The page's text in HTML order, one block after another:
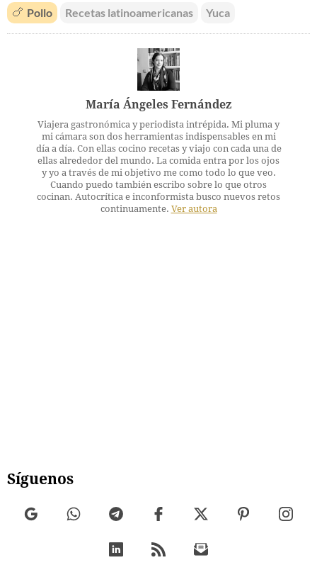
🍗 Pollo Recetas latinoamericanas Yuca
María Ángeles Fernández
Viajera gastronómica y periodista intrépida. Mi pluma y
mi cámara son dos herramientas indispensables en mi
día a día. Con ellas cocino recetas y viajo con cada una de
ellas alrededor del mundo. La comida entra por los ojos
y yo a través de mi objetivo me como todo lo que veo.
Cuando puedo también escribo sobre lo que otros
cocinan. Autocrítica e inconformista busco nuevos retos
continuamente. Ver autora
Síguenos